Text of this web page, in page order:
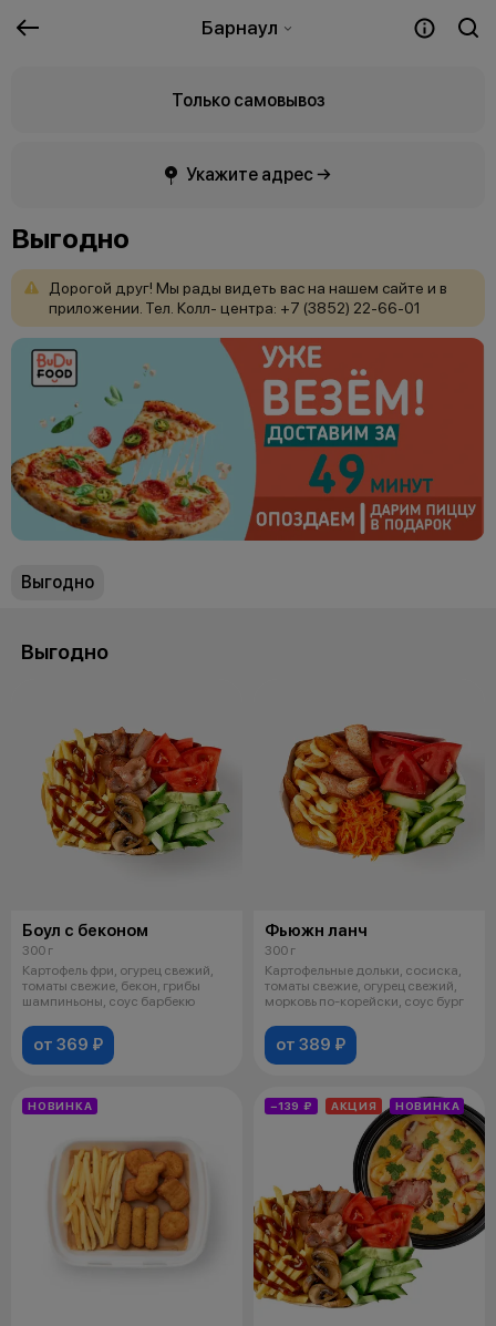
Барнаул
Только самовывоз
Укажите адрес →
Выгодно
Дорогой друг! Мы рады видеть вас на нашем сайте и в
приложении. Тел. Колл- центра: +7 (3852) 22-66-01
Выгодно
Выгодно
Боул с беконом
300 г
Картофель фри, огурец свежий,
томаты свежие, бекон, грибы
шампиньоны, соус барбекю
от 369 ₽
Фьюжн ланч
300 г
Картофельные дольки, сосиска,
томаты свежие, огурец свежий,
морковь по-корейски, соус бург
от 389 ₽
НОВИНКА −139 ₽ АКЦИЯ НОВИНКА